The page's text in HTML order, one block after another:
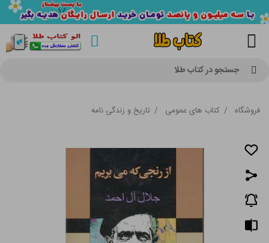
جستجو در کتاب طلا
فروشگاه / کتاب های عمومی / تاریخ و زندگی نامه